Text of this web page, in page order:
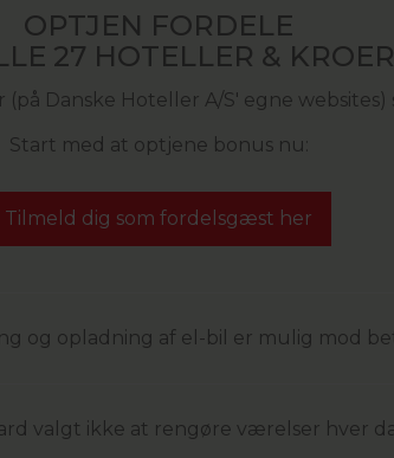
OPTJEN FORDELE
27 HOTELLER & KROER
Danske Hoteller A/S' egne
Start med at optjene bonus nu:
Tilmeld dig som fordelsgæst her
og opladning af el-bil er mulig mod
valgt ikke at rengøre værelser hver